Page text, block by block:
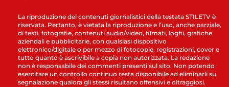
La riproduzione dei contenuti giornalistici della testata STILETV è
riservata. Pertanto, è vietata la riproduzione e l’uso, anche parziale,
di testi, fotografie, contenuti audio/video, filmati, loghi, grafiche
aziendali e pubblicitarie, con qualsiasi dispositivo
elettronico/digitale o per mezzo di fotocopie, registrazioni, cover e
tutto quanto è ascrivibile a copia non autorizzata. La redazione
non è responsabile dei commenti presenti sul sito. Non potendo
esercitare un controllo continuo resta disponibile ad eliminarli su
segnalazione qualora gli stessi risultano offensivi e oltraggiosi.